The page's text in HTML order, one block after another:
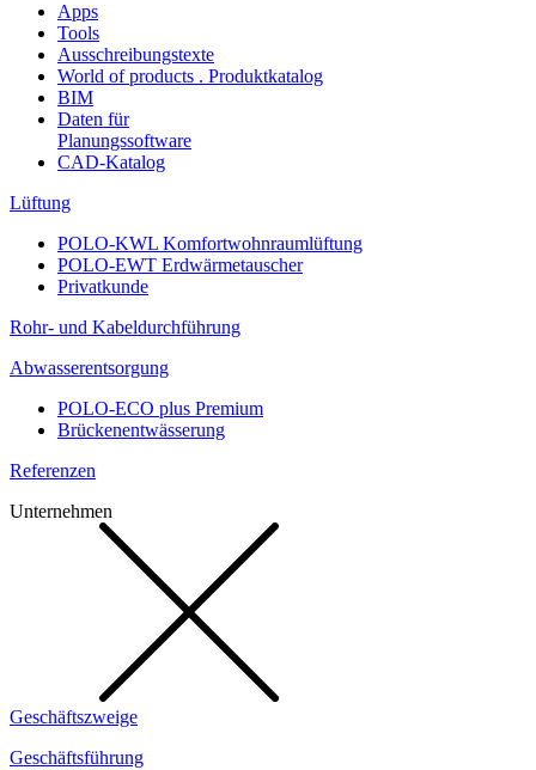
Apps
Tools
Ausschreibungstexte
World of products . Produktkatalog
BIM
Daten für
Planungssoftware
CAD-Katalog
Lüftung
POLO-KWL Komfortwohnraumlüftung
POLO-EWT Erdwärmetauscher
Privatkunde
Rohr- und Kabeldurchführung
Abwasserentsorgung
POLO-ECO plus Premium
Brückenentwässerung
Referenzen
Unternehmen
Geschäftszweige
Geschäftsführung